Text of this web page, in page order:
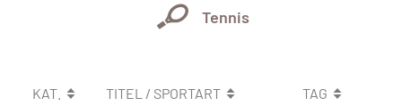
Tennis
KAT. TITEL / SPORTART
TAG